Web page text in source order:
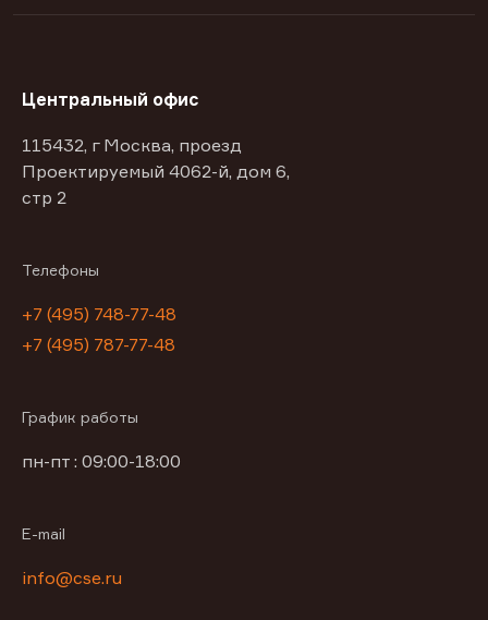
Центральный офис
115432, г Москва, проезд
Проектируемый 4062-й, дом 6,
стр 2
Телефоны
+7 (495) 748-77-48
+7 (495) 787-77-48
График работы
пн-пт : 09:00-18:00
E-mail
info@cse.ru